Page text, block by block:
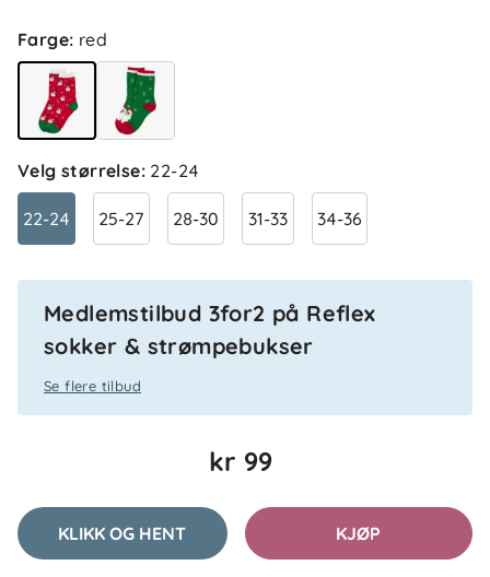
Farge: red
Velg størrelse: 22-24
22-24 25-27 28-30 31-33 34-36
Medlemstilbud 3for2 på Reflex
sokker & strømpebukser
Se flere tilbud
kr 99
KLIKK OG HENT KJØP